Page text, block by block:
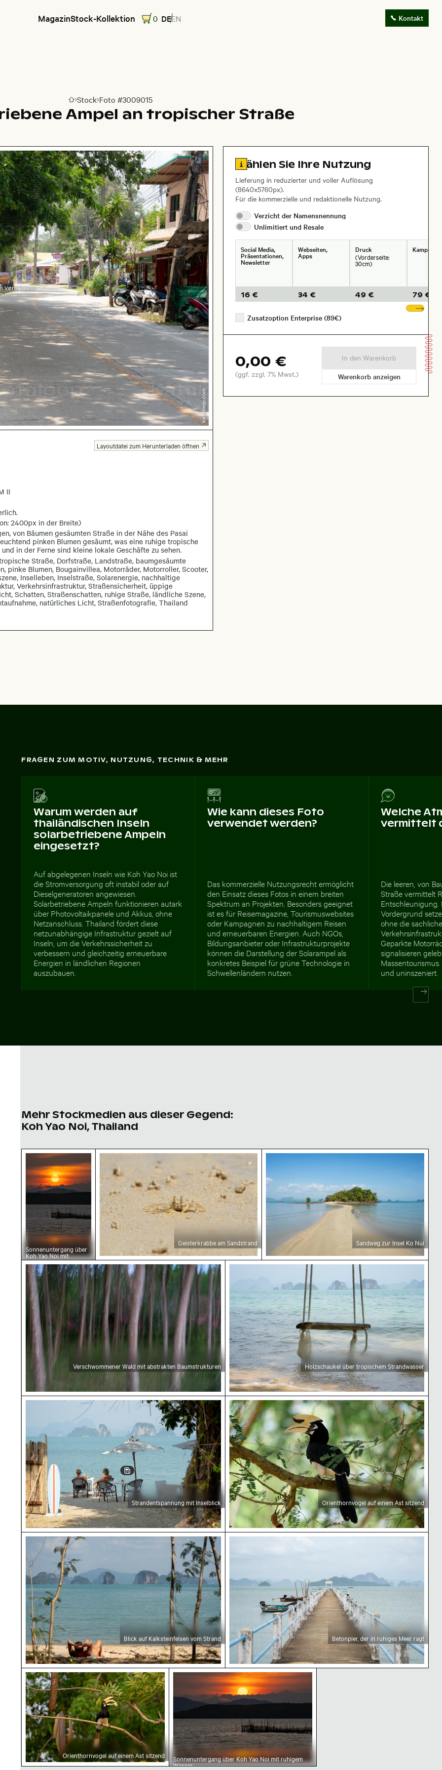
MagazinStock-Kollektion 0 DEEN Kontakt
Zur Homepage
Stock Foto #3009015
Ampel an tropischer Straße
Vergrößern
II
2400px in der Breite)
von Bäumen gesäumten Straße in der Nähe des Pasai
pinken Blumen gesäumt, was eine ruhige tropische
in der Ferne sind kleine lokale Geschäfte zu sehen.
Straße, Dorfstraße, Landstraße, baumgesäumte
pinke Blumen, Bougainvillea, Motorräder, Motorroller, Scooter,
Inselleben, Inselstraße, Solarenergie, nachhaltige
Verkehrsinfrastruktur, Straßensicherheit, üppige
Schatten, Straßenschatten, ruhige Straße, ländliche Szene,
natürliches Licht, Straßenfotografie, Thailand
Layoutdatei zum Herunterladen öffnen
Zu den Lizenzinformationen springen
Wählen Sie Ihre Nutzung
Lieferung in reduzierter und voller Auflösung
(8640x5760px).
Für die kommerzielle und redaktionelle Nutzung.
Verzicht der Namensnennung
Unlimitiert und Resale
Social Media,
Präsentationen,
Newsletter
16 €
Webseiten,
Apps
34 €
Druck
(Vorderseite:
30cm)
49 €
79 €
Zusatzoption Enterprise (89€)
0,00 €
(ggf. zzgl. 7% Mwst.)
In den Warenkorb
Warenkorb anzeigen
FRAGEN ZUM MOTIV, NUTZUNG, TECHNIK & MEHR
Warum werden auf
thailändischen Inseln
solarbetriebene Ampeln
eingesetzt?
Auf abgelegenen Inseln wie Koh Yao Noi ist
die Stromversorgung oft instabil oder auf
Dieselgeneratoren angewiesen.
Solarbetriebene Ampeln funktionieren autark
über Photovoltaikpanele und Akkus, ohne
Netzanschluss. Thailand fördert diese
netzunabhängige Infrastruktur gezielt auf
Inseln, um die Verkehrssicherheit zu
verbessern und gleichzeitig erneuerbare
Energien in ländlichen Regionen
auszubauen.
Wie kann dieses Foto
verwendet werden?
Das kommerzielle Nutzungsrecht ermöglicht
den Einsatz dieses Fotos in einem breiten
Spektrum an Projekten. Besonders geeignet
ist es für Reisemagazine, Tourismuswebsites
oder Kampagnen zu nachhaltigem Reisen
und erneuerbaren Energien. Auch NGOs,
Bildungsanbieter oder Infrastrukturprojekte
können die Darstellung der Solarampel als
konkretes Beispiel für grüne Technologie in
Schwellenländern nutzen.
Welche
vermittelt
Die leeren, von
Straße vermittelt
Entschleunigung.
Vordergrund
ohne die
Geparkte
signalisieren
und uninszeniert.
Mehr Stockmedien aus dieser Gegend:
Koh Yao Noi, Thailand
Sonnenuntergang über Koh Yao Noi mit Silhouette
Sonnenuntergang über
Koh Yao Noi mit
Silhouette
Geisterkrabbe am Sandstrand
Geisterkrabbe am Sandstrand
Sandweg zur Insel Ko Nui
Sandweg zur Insel Ko Nui
Verschwommener Wald mit abstrakten Baumstrukturen
Verschwommener Wald mit abstrakten Baumstrukturen
Holzschaukel über tropischem Strandwasser
Holzschaukel über tropischem Strandwasser
Strandentspannung mit Inselblick
Strandentspannung mit Inselblick
Orienthornvogel auf einem Ast sitzend
Orienthornvogel auf einem Ast sitzend
Blick auf Kalksteinfelsen vom Strand
Blick auf Kalksteinfelsen vom Strand
Betonpier, der in ruhiges Meer ragt
Betonpier, der in ruhiges Meer ragt
Orienthornvogel auf einem Ast sitzend
Orienthornvogel auf einem Ast sitzend
Sonnenuntergang über Koh Yao Noi mit ruhigem Wasser
Sonnenuntergang über Koh Yao Noi mit ruhigem
Wasser